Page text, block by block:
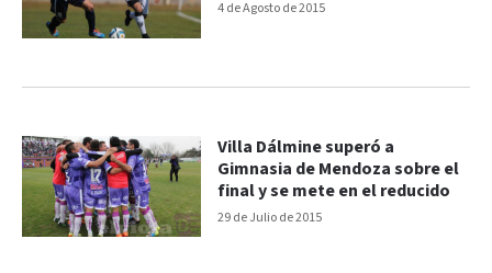
4 de Agosto de 2015
29 de Julio de 2015
Villa Dálmine superó a
Gimnasia de Mendoza sobre el
final y se mete en el reducido